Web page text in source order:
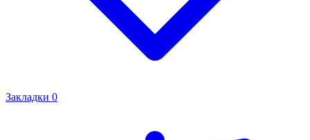
Закладки 0